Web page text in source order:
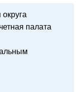
палата